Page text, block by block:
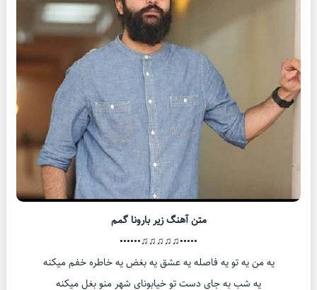
متن آهنگ زیر بارونا گمم
•••••♫♫♫♫♫••••••
یه من یه تو یه فاصله یه عشق یه بغض یه خاطره خفم میکنه
یه شب به جای دست تو خیابونای شهر منو بغل میکنه